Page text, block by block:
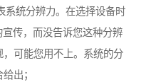
系统分辨力。在选择设备时
宣传，而没告诉您这种分辨
可能您用不上。系统的分
出；